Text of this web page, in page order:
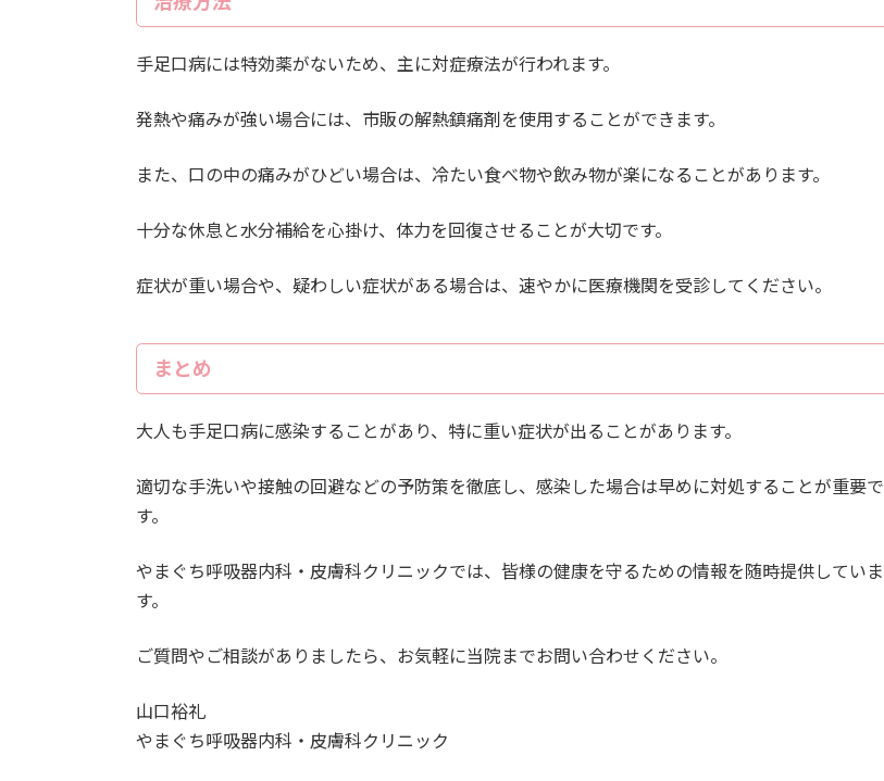
手足口病には特効薬がないため、主に対症療法が行われます。
発熱や痛みが強い場合には、市販の解熱鎮痛剤を使用することができます。
また、口の中の痛みがひどい場合は、冷たい食べ物や飲み物が楽になることがあります。
十分な休息と水分補給を心掛け、体力を回復させることが大切です。
症状が重い場合や、疑わしい症状がある場合は、速やかに医療機関を受診してください。
まとめ
大人も手足口病に感染することがあり、特に重い症状が出ることがあります。
適切な手洗いや接触の回避などの予防策を徹底し、感染した場合は早めに対処することが重要で
す。
やまぐち呼吸器内科・皮膚科クリニックでは、皆様の健康を守るための情報を随時提供していま
す。
ご質問やご相談がありましたら、お気軽に当院までお問い合わせください。
山口裕礼
やまぐち呼吸器内科・皮膚科クリニック